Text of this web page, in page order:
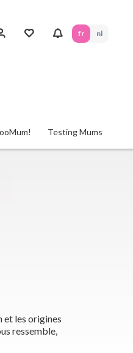
fr nl
Testing Mums
et les origines
ressemble,